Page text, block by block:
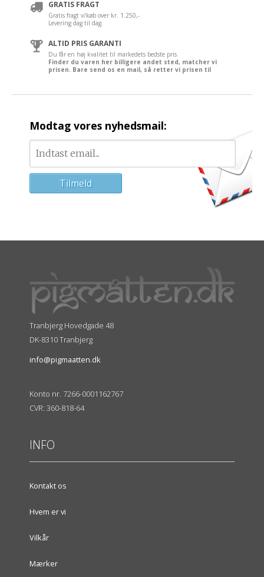
GRATIS FRAGT
Gratis fragt v/køb over kr. 1.250,-
Levering dag til dag.
ALTID PRIS GARANTI
Du får en høj kvalitet til markedets bedste pris.
Finder du varen her billigere andet sted, matcher vi
prisen. Bare send os en mail, så retter vi prisen til
Modtag vores nyhedsmail:
Tranbjerg Hovedgade 48
DK-8310 Tranbjerg
info@pigmaatten.dk
Konto nr. 7266-0001162767
CVR: 360-818-64
INFO
Kontakt os
Hvem er vi
Vilkår
Mærker